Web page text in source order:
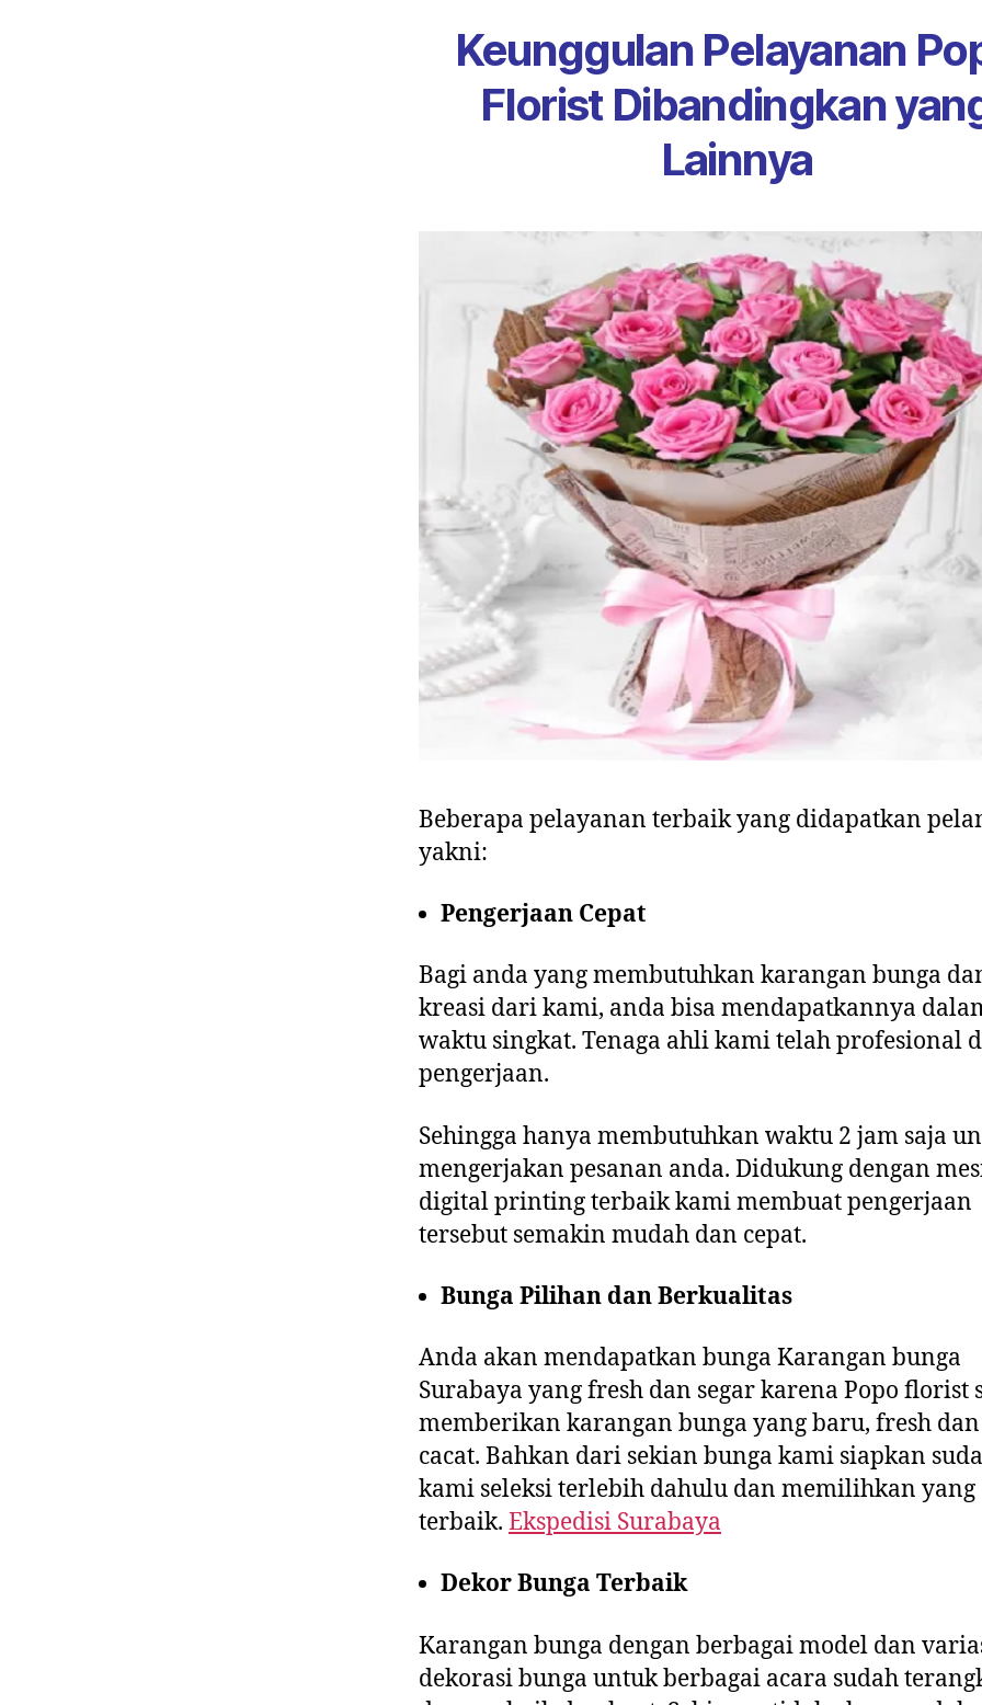
Keunggulan Pelayanan
Florist Dibandingkan
Lainnya
Beberapa pelayanan terbaik yang didapatkan
yakni:
Pengerjaan Cepat
Bagi anda yang membutuhkan karangan bunga
kreasi dari kami, anda bisa mendapatkannya
waktu singkat. Tenaga ahli kami telah profesional
pengerjaan.
Sehingga hanya membutuhkan waktu 2 jam saja
mengerjakan pesanan anda. Didukung dengan
digital printing terbaik kami membuat pengerjaan
tersebut semakin mudah dan cepat.
Bunga Pilihan dan Berkualitas
Anda akan mendapatkan bunga Karangan bunga
Surabaya yang fresh dan segar karena Popo florist
memberikan karangan bunga yang baru, fresh
cacat. Bahkan dari sekian bunga kami siapkan
kami seleksi terlebih dahulu dan memilihkan yang
terbaik. Ekspedisi Surabaya
Dekor Bunga Terbaik
Karangan bunga dengan berbagai model dan
dekorasi bunga untuk berbagai acara sudah